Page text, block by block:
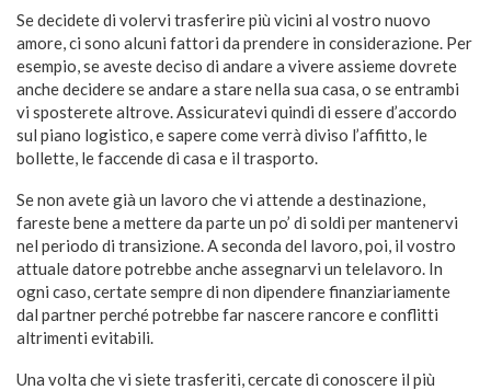
Se decidete di volervi trasferire più vicini al vostro nuovo
amore, ci sono alcuni fattori da prendere in considerazione. Per
esempio, se aveste deciso di andare a vivere assieme dovrete
anche decidere se andare a stare nella sua casa, o se entrambi
vi sposterete altrove. Assicuratevi quindi di essere d’accordo
sul piano logistico, e sapere come verrà diviso l’affitto, le
bollette, le faccende di casa e il trasporto.
Se non avete già un lavoro che vi attende a destinazione,
fareste bene a mettere da parte un po’ di soldi per mantenervi
nel periodo di transizione. A seconda del lavoro, poi, il vostro
attuale datore potrebbe anche assegnarvi un telelavoro. In
ogni caso, certate sempre di non dipendere finanziariamente
dal partner perché potrebbe far nascere rancore e conflitti
altrimenti evitabili.
Una volta che vi siete trasferiti, cercate di conoscere il più